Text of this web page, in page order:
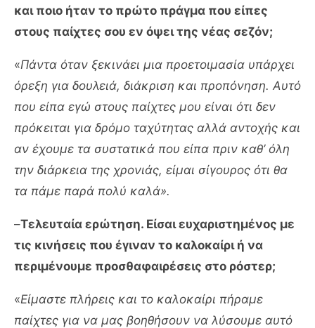
και ποιο ήταν το πρώτο πράγμα που είπες
στους παίχτες σου εν όψει της νέας σεζόν;
«Πάντα όταν ξεκινάει μια προετοιμασία υπάρχει
όρεξη για δουλειά, διάκριση και προπόνηση. Αυτό
που είπα εγώ στους παίχτες μου είναι ότι δεν
πρόκειται για δρόμο ταχύτητας αλλά αντοχής και
αν έχουμε τα συστατικά που είπα πριν καθ’ όλη
την διάρκεια της χρονιάς, είμαι σίγουρος ότι θα
τα πάμε παρά πολύ καλά».
–Τελευταία ερώτηση. Είσαι ευχαριστημένος με
τις κινήσεις που έγιναν το καλοκαίρι ή να
περιμένουμε προσθαφαιρέσεις στο ρόστερ;
«Είμαστε πλήρεις και το καλοκαίρι πήραμε
παίχτες για να μας βοηθήσουν να λύσουμε αυτό